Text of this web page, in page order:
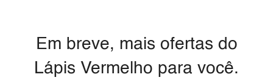
Em breve, mais ofertas do
Lápis Vermelho para você.